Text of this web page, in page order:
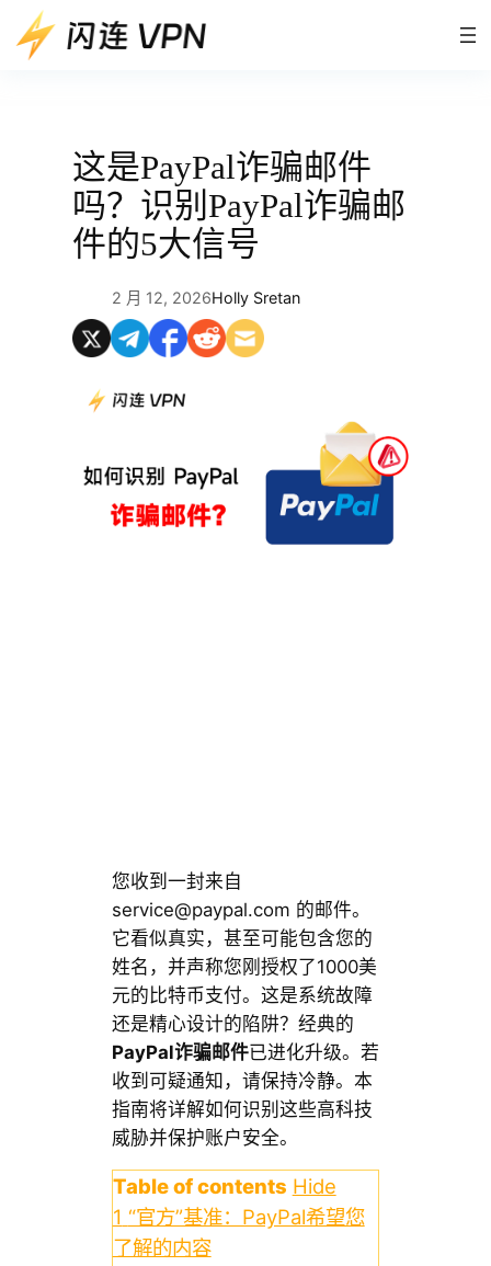
至
这是PayPal诈骗邮件
吗？识别PayPal诈骗邮
件的5大信号
2 月 12, 2026Holly Sretan
您收到一封来自
service@paypal.com 的邮件。
它看似真实，甚至可能包含您的
姓名，并声称您刚授权了1000美
元的比特币支付。这是系统故障
还是精心设计的陷阱？经典的
PayPal诈骗邮件已进化升级。若
收到可疑通知，请保持冷静。本
指南将详解如何识别这些高科技
威胁并保护账户安全。
Table of contents Hide
1 “官方”基准：PayPal希望您
了解的内容